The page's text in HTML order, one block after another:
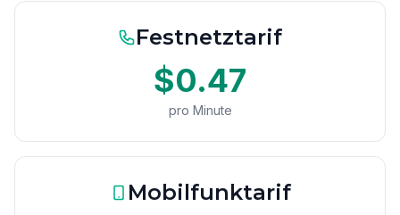
Festnetztarif
$0.47
pro Minute
Mobilfunktarif